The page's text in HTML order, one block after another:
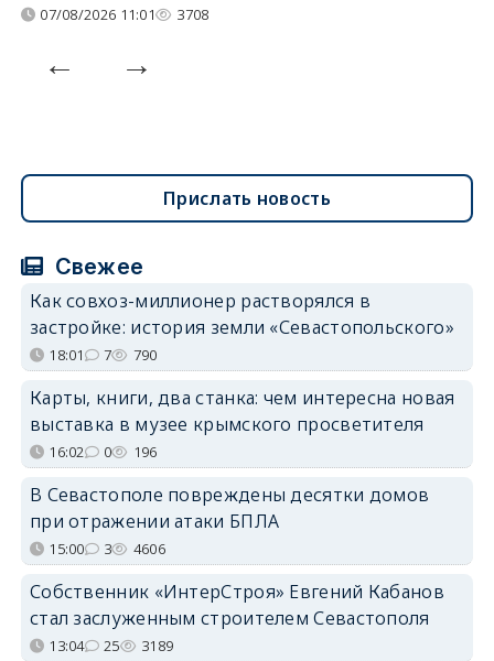
07/08/2026 11:01 3708
Прислать новость
Свежее
Как совхоз-миллионер растворялся в
застройке: история земли «Севастопольского»
18:01 7 790
Карты, книги, два станка: чем интересна новая
выставка в музее крымского просветителя
16:02 0 196
В Севастополе повреждены десятки домов
при отражении атаки БПЛА
15:00 3 4606
Собственник «ИнтерСтроя» Евгений Кабанов
стал заслуженным строителем Севастополя
13:04 25 3189